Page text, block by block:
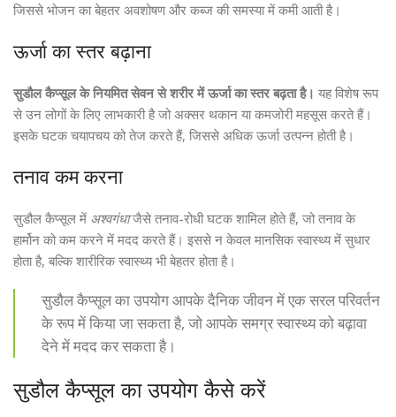
जिससे भोजन का बेहतर अवशोषण और कब्ज की समस्या में कमी आती है।
ऊर्जा का स्तर बढ़ाना
सुडौल कैप्सूल के नियमित सेवन से शरीर में ऊर्जा का स्तर बढ़ता है। यह विशेष रूप
से उन लोगों के लिए लाभकारी है जो अक्सर थकान या कमजोरी महसूस करते हैं।
इसके घटक चयापचय को तेज करते हैं, जिससे अधिक ऊर्जा उत्पन्न होती है।
तनाव कम करना
सुडौल कैप्सूल में अश्वगंधाजैसे तनाव-रोधी घटक शामिल होते हैं, जो तनाव के
हार्मोन को कम करने में मदद करते हैं। इससे न केवल मानसिक स्वास्थ्य में सुधार
होता है, बल्कि शारीरिक स्वास्थ्य भी बेहतर होता है।
सुडौल कैप्सूल का उपयोग आपके दैनिक जीवन में एक सरल परिवर्तन
के रूप में किया जा सकता है, जो आपके समग्र स्वास्थ्य को बढ़ावा
देने में मदद कर सकता है।
सुडौल कैप्सूल का उपयोग कैसे करें